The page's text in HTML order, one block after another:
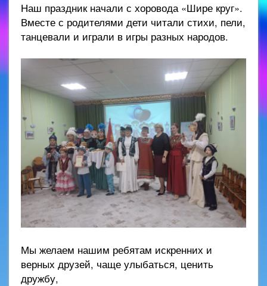
Наш праздник начали с хоровода «Шире круг».
Вместе с родителями дети читали стихи, пели,
танцевали и играли в игры разных народов.
Мы желаем нашим ребятам искренних и
верных друзей, чаще улыбаться, ценить
дружбу,